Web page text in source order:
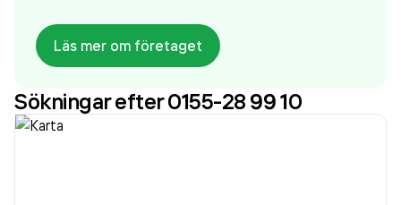
varit aktivt sedan 2019. Ocab AB
60 658 000,00 krsenaste räkenskapsåret (2024).
Läs mer om företaget
Sökningar efter 0155-28 99 10